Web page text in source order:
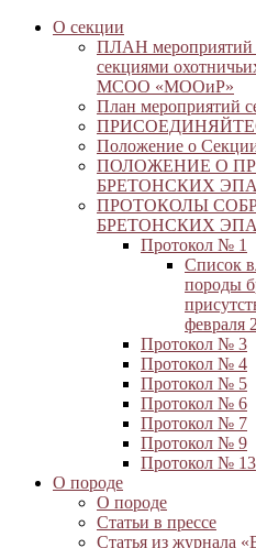
О секции
ПЛАН мероприятий
секциями
МСОО «МООиР»
План мероприятий
Положение о
ПОЛОЖЕНИЕ О
БРЕТОНСКИХ
ПРОТОКОЛЫ
БРЕТОНСКИХ
Протокол № 1
Список
породы
февраля
Протокол № 3
Протокол № 4
Протокол № 5
Протокол № 6
Протокол № 7
Протокол № 9
Протокол № 13
О породе
О породе
Статьи в прессе
Статья из журнала